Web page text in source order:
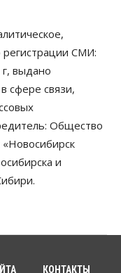
области
тротуары:
работы на
Новосибирске
регистрации СМИ:
выдано
сфере связи,
Общество
и
КОНТАКТЫ